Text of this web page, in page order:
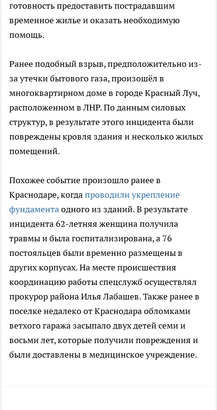
готовность предоставить пострадавшим
временное жилье и оказать необходимую
помощь.
Ранее подобный взрыв, предположительно из-
за утечки бытового газа, произошёл в
многоквартирном доме в городе Красный Луч,
расположенном в ЛНР. По данным силовых
структур, в результате этого инцидента были
повреждены кровля здания и несколько жилых
помещений.
Похожее событие произошло ранее в
Краснодаре, когдапроводили укрепление
фундаментаодного из зданий. В результате
инцидента 62-летняя женщина получила
травмы и была госпитализирована, а 76
постояльцев были временно размещены в
других корпусах. На месте происшествия
координацию работы спецслужб осуществлял
прокурор района Илья Лабашев. Также ранее в
поселке недалеко от Краснодара обломками
ветхого гаража засыпало двух детей семи и
восьми лет, которые получили повреждения и
были доставлены в медицинское учреждение.